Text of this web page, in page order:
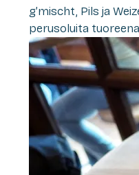
g’mischt, Pils ja
perusoluita